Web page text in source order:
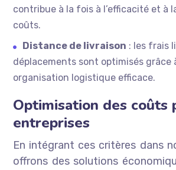
contribue à la fois à l’efficacité et à
coûts.
Distance de livraison : les frais
déplacements sont optimisés grâce
organisation logistique efficace.
Optimisation des coûts
entreprises
En intégrant ces critères dans
offrons des solutions